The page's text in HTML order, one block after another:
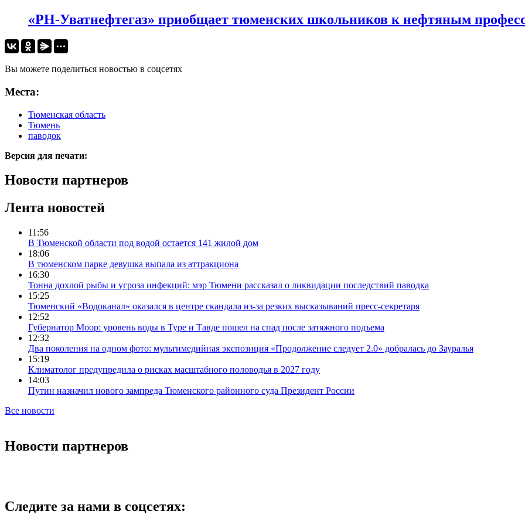
«РН-Уватнефтегаз» приобщает тюменских школьников к нефтяным
Вы можете поделиться новостью в соцсетях
Места:
Тюменская область
Тюмень
паводок
Версия для печати:
Новости партнеров
Лента новостей
11:56
В Тюменской области под водой остается 141 жилой дом
18:06
В тюменском парке девушка выпала из аттракциона
16:30
Тонна дохлой рыбы и угроза инфекций: мэр Тюмени рассказал о ликвидации последствий паводка
15:25
Тюменский «Водоканал» оказался в центре скандала из-за резких высказываний пресс-секретаря
12:52
Губернатор Моор: уровень воды в Туре и Тавде пошел на спад после затяжного подъема
12:32
Два поколения на одном фото: мультимедийная экспозиция «Продолжение следует 2.0» добралась до Зауралья
15:19
Климатолог предупредила о рисках масштабного половодья в 2027 году
14:03
Путин назначил нового зампреда Тюменского районного суда Президент России
Все новости
Новости партнеров
Следите за нами в соцсетях: